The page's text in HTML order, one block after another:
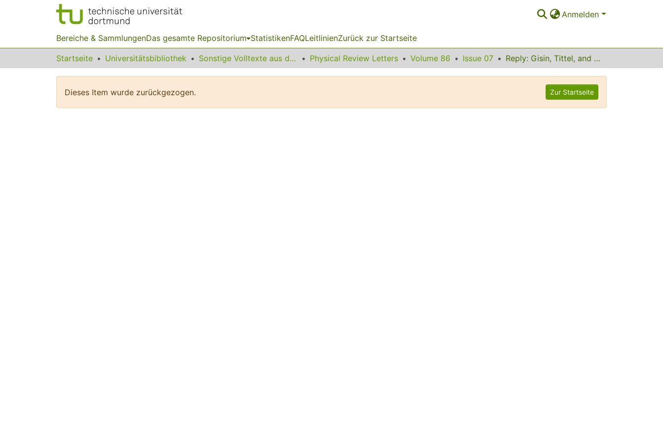
Anmelden
Bereiche & SammlungenDas gesamte Repositorium StatistikenFAQLeitlinienZurück zur Startseite
Startseite Universitätsbibliothek Sonstige Volltexte aus dem Bibliotheksangebot Physical Review Letters Volume 86 Issue 07 Reply: Gisin, Tittel, and Zbinden
Dieses Item wurde zurückgezogen. Zur Startseite